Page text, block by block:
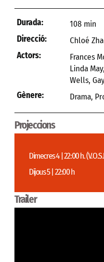
Durada:
108 min
Direcció:
Chloé
Actors:
Frances
Linda
Wells,
Gènere:
Drama,
Projeccions
Dimecres 4 | 22:00 h.
Dijous 5 | 22:00 h
Trailer